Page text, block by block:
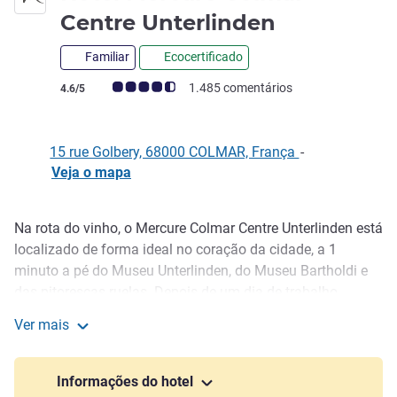
Centre Unterlinden
Familiar Ecocertificado
Classificação clientes Avis (Classificação ALL)
4.6/5 1.485 comentários
15 rue Golbery, 68000 COLMAR, França -
Veja o mapa
Descrição
Na rota do vinho, o Mercure Colmar Centre Unterlinden está
localizado de forma ideal no coração da cidade, a 1
minuto a pé do Museu Unterlinden, do Museu Bartholdi e
bem-estar com 8 itens do equipamento de fitness
Technogym e sauna. Durante sua hospedagem,
compartilharemos dicas de lugares locais e originais para
Ver mais
Informações do hotel